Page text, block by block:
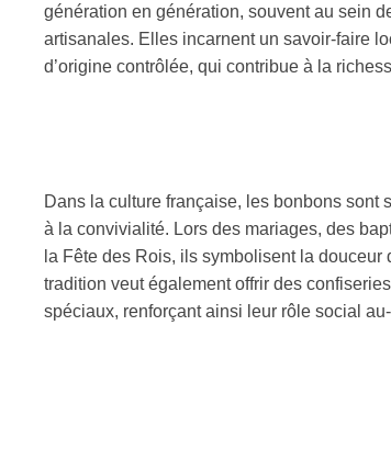
génération en génération, souvent au sein
artisanales. Elles incarnent un savoir-faire
d’origine contrôlée, qui contribue à la
Dans la culture française, les bonbons sont
à la convivialité. Lors des mariages, des
la Fête des Rois, ils symbolisent la
tradition veut également offrir des
spéciaux, renforçant ainsi leur rôle social